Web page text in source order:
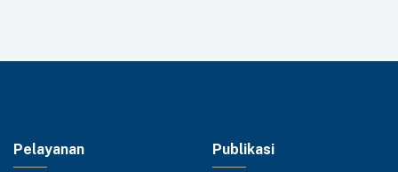
Pelayanan Publikasi